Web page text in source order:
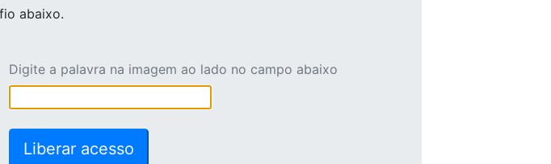
abaixo.
Digite a palavra na imagem ao lado no campo abaixo